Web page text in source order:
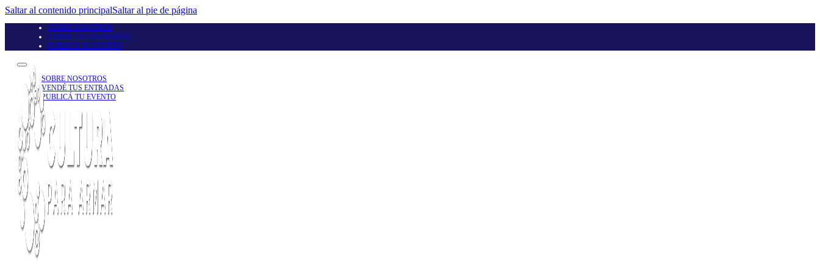
Saltar al contenido principalSaltar al pie de página
SOBRE NOSOTROS
VENDÉ TUS ENTRADAS
PUBLICÁ TU EVENTO
SOBRE NOSOTROS
VENDÉ TUS ENTRADAS
PUBLICÁ TU EVENTO
Seguinos en